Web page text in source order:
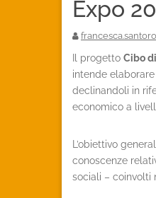
Expo
Il progetto Cibo
intende
declinandoli in
economico a
L’obiettivo
conoscenze
sociali – coinvolti